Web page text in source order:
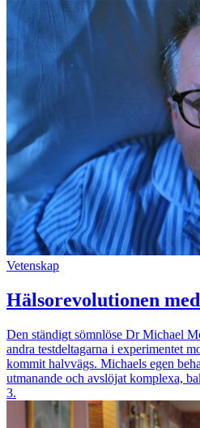
Vetenskap
Hälsorevolutionen
Den ständigt sömnlöse Dr Michael
andra testdeltagarna i experimentet
kommit halvvägs. Michaels egen
utmanande och avslöjat komplexa,
3.